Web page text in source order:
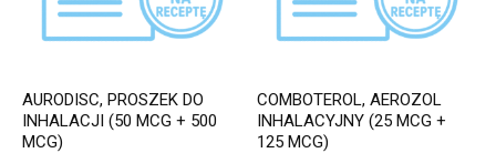
AURODISC, PROSZEK DO
INHALACJI (50 MCG + 500
MCG)
COMBOTEROL, AEROZOL
INHALACYJNY (25 MCG +
125 MCG)